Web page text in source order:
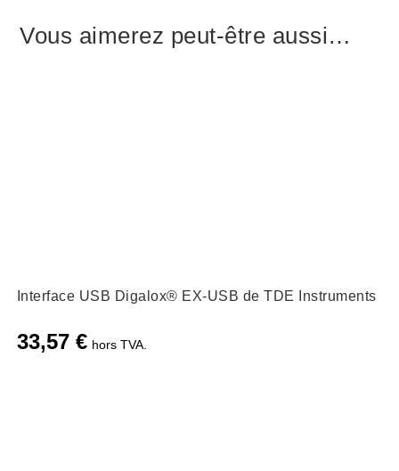
Vous aimerez peut-être aussi…
Interface USB Digalox® EX-USB de TDE Instruments
33,57 € hors TVA.